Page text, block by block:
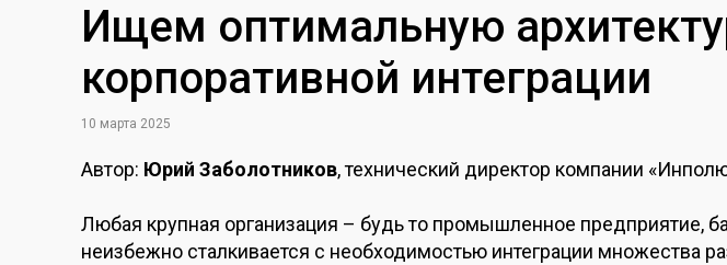
Ищем оптимальную
корпоративной интеграции
10 марта 2025
Автор: Юрий Заболотников, технический директор компании
Любая крупная организация – будь то промышленное предприятие,
неизбежно сталкивается с необходимостью интеграции множества